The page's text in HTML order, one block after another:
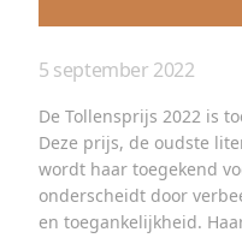
5 september 2022
De Tollensprijs 2022 is
Deze prijs, de oudste
wordt haar toegekend
onderscheidt door
en toegankelijkheid.